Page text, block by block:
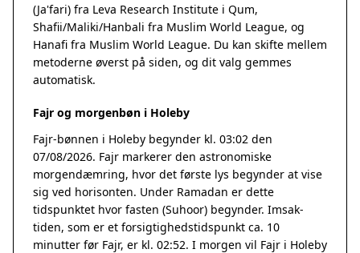
(Ja'fari) fra Leva Research Institute i Qum,
Shafii/Maliki/Hanbali fra Muslim World League, og
Hanafi fra Muslim World League. Du kan skifte mellem
metoderne øverst på siden, og dit valg gemmes
automatisk.
Fajr og morgenbøn i Holeby
Fajr-bønnen i Holeby begynder kl. 03:02 den
07/08/2026. Fajr markerer den astronomiske
morgendæmring, hvor det første lys begynder at vise
sig ved horisonten. Under Ramadan er dette
tidspunktet hvor fasten (Suhoor) begynder. Imsak-
tiden, som er et forsigtighedstidspunkt ca. 10
minutter før Fajr, er kl. 02:52. I morgen vil Fajr i Holeby